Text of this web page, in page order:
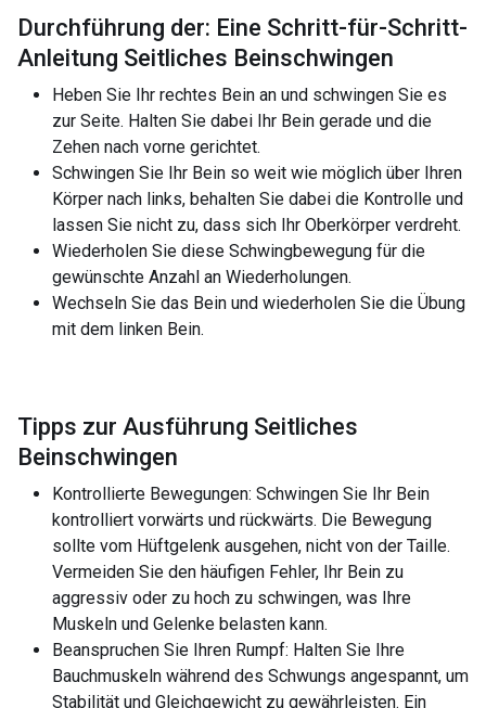
Durchführung der: Eine Schritt-für-Schritt-
Anleitung Seitliches Beinschwingen
Heben Sie Ihr rechtes Bein an und schwingen Sie es
zur Seite. Halten Sie dabei Ihr Bein gerade und die
Zehen nach vorne gerichtet.
Schwingen Sie Ihr Bein so weit wie möglich über Ihren
Körper nach links, behalten Sie dabei die Kontrolle und
lassen Sie nicht zu, dass sich Ihr Oberkörper verdreht.
Wiederholen Sie diese Schwingbewegung für die
gewünschte Anzahl an Wiederholungen.
Wechseln Sie das Bein und wiederholen Sie die Übung
mit dem linken Bein.
Tipps zur Ausführung Seitliches
Beinschwingen
Kontrollierte Bewegungen: Schwingen Sie Ihr Bein
kontrolliert vorwärts und rückwärts. Die Bewegung
sollte vom Hüftgelenk ausgehen, nicht von der Taille.
Vermeiden Sie den häufigen Fehler, Ihr Bein zu
aggressiv oder zu hoch zu schwingen, was Ihre
Muskeln und Gelenke belasten kann.
Beanspruchen Sie Ihren Rumpf: Halten Sie Ihre
Bauchmuskeln während des Schwungs angespannt, um
Stabilität und Gleichgewicht zu gewährleisten. Ein